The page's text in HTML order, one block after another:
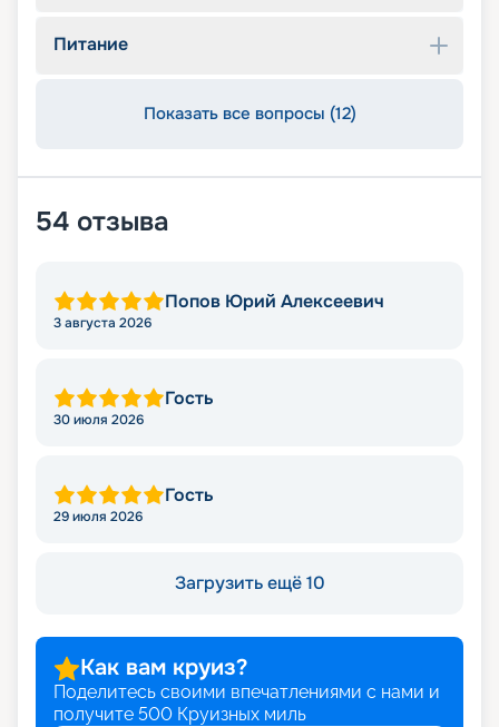
Питание
Показать все вопросы (12)
54 отзыва
Попов Юрий Алексеевич
3 августа 2026
Гость
30 июля 2026
Гость
29 июля 2026
Загрузить ещё 10
Как вам круиз?
Поделитесь своими впечатлениями с нами и
получите 500 Круизных миль